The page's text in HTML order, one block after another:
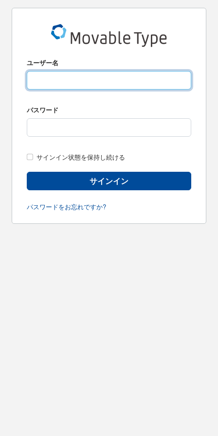
ユーザー名
パスワード
サインイン状態を保持し続ける
パスワードをお忘れですか?
サインイン